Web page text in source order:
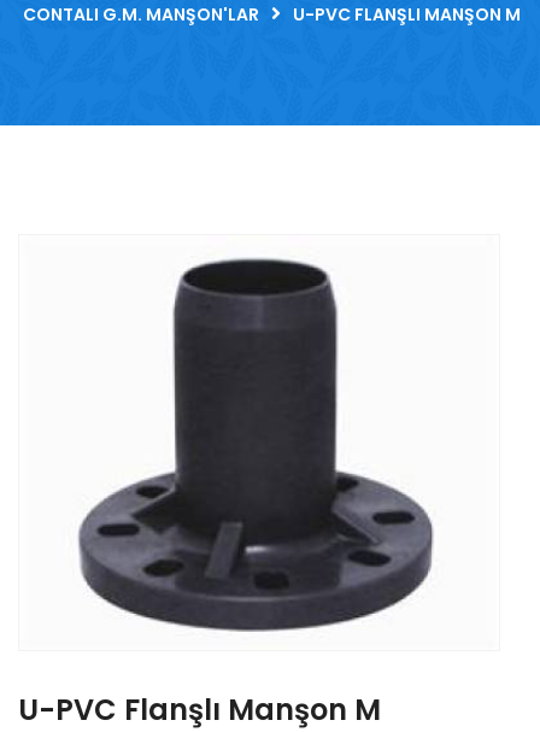
CONTALI G.M. MANŞON'LAR
U-PVC FLANŞLI MANŞON M
U-PVC Flanşlı Manşon M